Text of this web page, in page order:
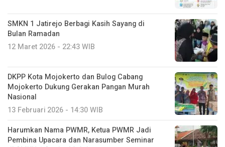
SMKN 1 Jatirejo Berbagi Kasih Sayang di
Bulan Ramadan
12 Maret 2026 - 22:43 WIB
DKPP Kota Mojokerto dan Bulog Cabang
Mojokerto Dukung Gerakan Pangan Murah
Nasional
13 Februari 2026 - 14:30 WIB
Harumkan Nama PWMR, Ketua PWMR Jadi
Pembina Upacara dan Narasumber Seminar